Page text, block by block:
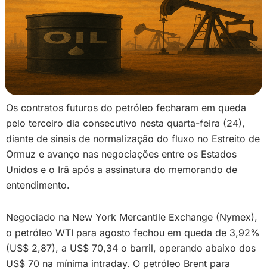
Os contratos futuros do petróleo fecharam em queda
pelo terceiro dia consecutivo nesta quarta-feira (24),
diante de sinais de normalização do fluxo no Estreito de
Ormuz e avanço nas negociações entre os Estados
Unidos e o Irã após a assinatura do memorando de
entendimento.
Negociado na New York Mercantile Exchange (Nymex),
o petróleo WTI para agosto fechou em queda de 3,92%
(US$ 2,87), a US$ 70,34 o barril, operando abaixo dos
US$ 70 na mínima intraday. O petróleo Brent para